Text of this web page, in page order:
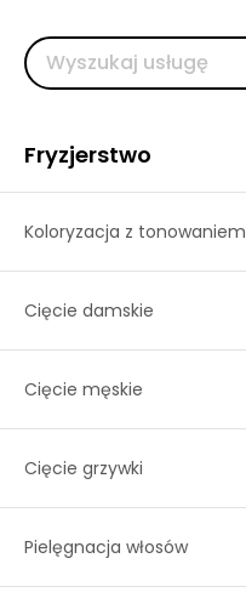
Fryzjerstwo
Koloryzacja z tonowaniem
Cięcie damskie
Cięcie męskie
Cięcie grzywki
Pielęgnacja włosów